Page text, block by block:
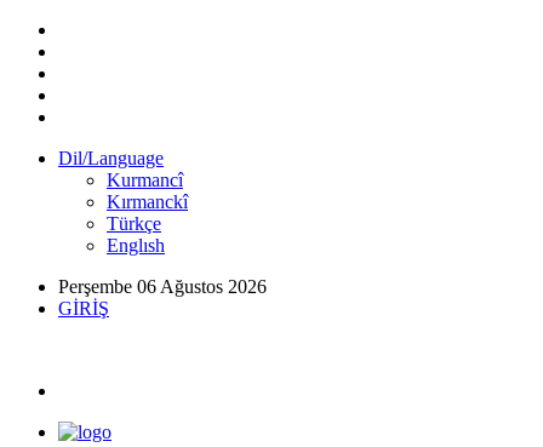
Dil/Language
Kurmancî
Kırmanckî
Türkçe
Englısh
Perşembe 06 Ağustos 2026
GİRİŞ